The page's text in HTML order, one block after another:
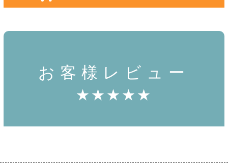
お客様レビュー
★★★★★